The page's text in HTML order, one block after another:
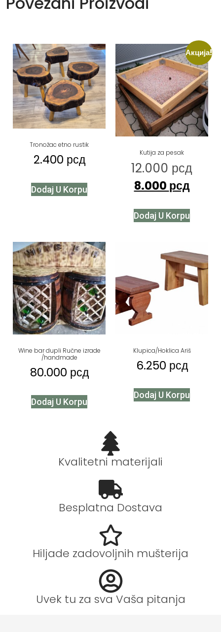
Tronožac etno rustik
2.400 рсд
Dodaj U Korpu
Акција!
Kutija za pesak
12.000 рсд
8.000 рсд
Dodaj U Korpu
Wine bar dupli Ručne izrade
/handmade
80.000 рсд
Dodaj U Korpu
Klupica/Hoklica Ariš
6.250 рсд
Dodaj U Korpu
Kvalitetni materijali
Besplatna Dostava
Hiljade zadovoljnih mušterija
Uvek tu za sva Vaša pitanja